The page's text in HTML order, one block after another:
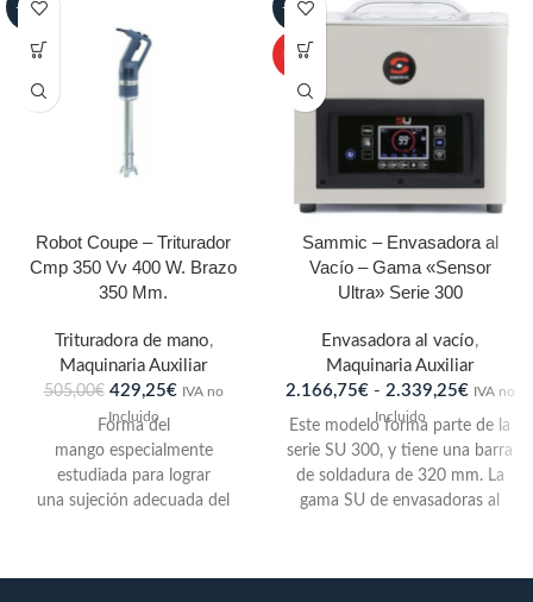
-15%
Robot Coupe – Triturador
Cmp 350 Vv 400 W. Brazo
350 Mm.
Trituradora de mano,
Maquinaria Auxiliar
505,00€ 429,25€ IVA no
Incluido
Forma del
mango especialmente
estudiada para lograr
una sujeción adecuada del
intermitente, con­tinua y según
-25%
HOT
Sammic – Envasadora al
Vacío – Gama «Sensor
Ultra» Serie 300
Envasadora al vacío,
Maquinaria Auxiliar
2.166,75€ - 2.339,25€ IVA no
Incluido
Este modelo forma parte de la
serie SU 300, y tiene una barra
de soldadura de 320 mm. La
gama SU de envasadoras al
con visualización de todos los